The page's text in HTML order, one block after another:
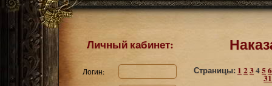
Личный кабинет:
Логин: Страницы: 1 2345 6
31